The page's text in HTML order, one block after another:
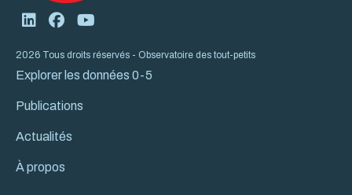
2026 Tous droits réservés - Observatoire des tout-petits
Explorer les données 0-5
Publications
Actualités
À propos